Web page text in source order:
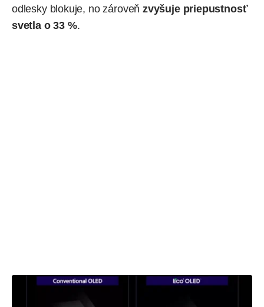
odlesky blokuje, no zároveň zvyšuje priepustnosť
svetla o 33 %.